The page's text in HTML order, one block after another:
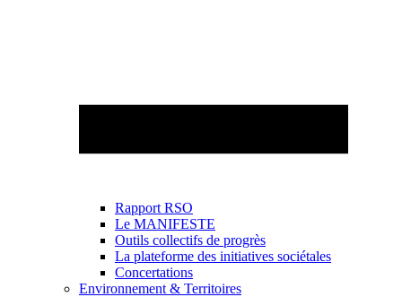
Rapport RSO
Le MANIFESTE
Outils collectifs de progrès
La plateforme des initiatives sociétales
Concertations
Environnement & Territoires